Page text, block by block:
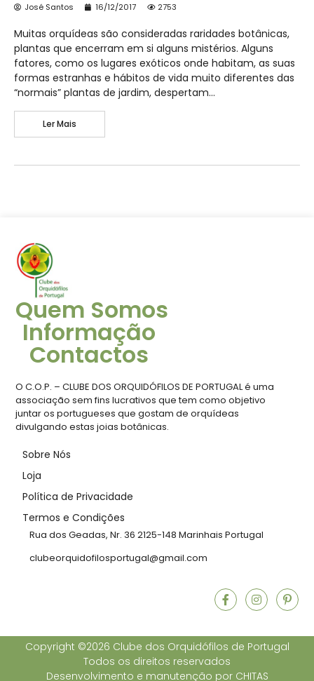
José Santos 16/12/2017 2753
Muitas orquídeas são consideradas raridades botânicas,
plantas que encerram em si alguns mistérios. Alguns
fatores, como os lugares exóticos onde habitam, as suas
formas estranhas e hábitos de vida muito diferentes das
“normais” plantas de jardim, despertam…
Ler Mais
Quem Somos
Informação
Contactos
O C.O.P. – CLUBE DOS ORQUIDÓFILOS DE PORTUGAL é uma
associação sem fins lucrativos que tem como objetivo
juntar os portugueses que gostam de orquídeas
divulgando estas joias botânicas.
Sobre Nós
Loja
Política de Privacidade
Termos e Condições
Rua dos Geadas, Nr. 36 2125-148 Marinhais Portugal
clubeorquidofilosportugal@gmail.com
Copyright ©2026 Clube dos Orquidófilos de Portugal
Todos os direitos reservados
Desenvolvimento e manutenção por CHITAS